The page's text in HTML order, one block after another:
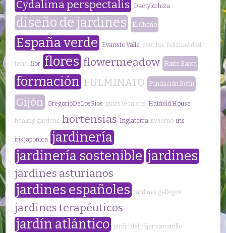
Cydalima perspectalis Dactylorhiza
diseño de jardines El Chano
España verde Evaristo Valle eventos feliznavidad
feria flor flores flowermeadow Fonte Baixa
formación FULMINATO Fundación Botín
Gijón GregorioDeLosRíos guías técnicas Hatfield House
healing gardens hortensias Inglaterra invierno iris
iris japonica jardinería
jardinería sostenible jardines
jardines asturianos
jardines españoles jardines gallegos
jardines terapéuticos
jardín atlántico jardín del pájaro amarillo